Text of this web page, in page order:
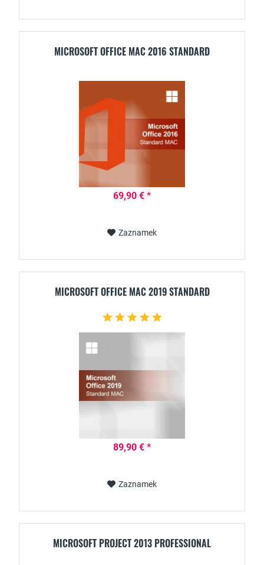
MICROSOFT OFFICE MAC 2016 STANDARD
69,90 € *
Zaznamek
MICROSOFT OFFICE MAC 2019 STANDARD
89,90 € *
Zaznamek
MICROSOFT PROJECT 2013 PROFESSIONAL